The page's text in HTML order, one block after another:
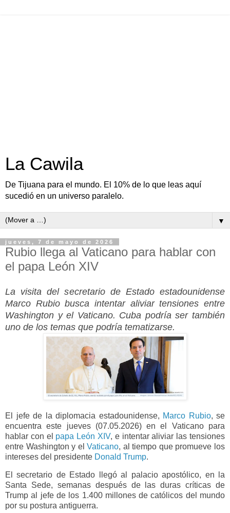
La Cawila
De Tijuana para el mundo. El 10% de lo que leas aquí
sucedió en un universo paralelo.
▼
jueves, 7 de mayo de 2026
Rubio llega al Vaticano para hablar con
el papa León XIV
La visita del secretario de Estado estadounidense
Marco Rubio busca intentar aliviar tensiones entre
Washington y el Vaticano. Cuba podría ser también
uno de los temas que podría tematizarse.
El jefe de la diplomacia estadounidense, Marco Rubio, se
encuentra este jueves (07.05.2026) en el Vaticano para
hablar con el papa León XIV, e intentar aliviar las tensiones
entre Washington y elVaticano, al tiempo que promueve los
intereses del presidente Donald Trump.
El secretario de Estado llegó al palacio apostólico, en la
Santa Sede, semanas después de las duras críticas de
Trump al jefe de los 1.400 millones de católicos del mundo
por su postura antiguerra.